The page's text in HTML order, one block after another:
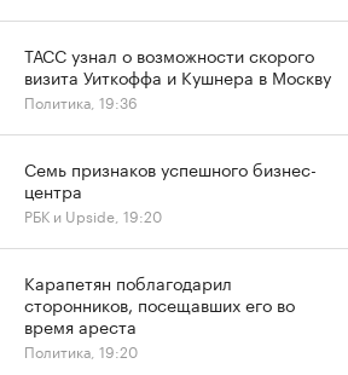
ТАСС узнал о возможности скорого
визита Уиткоффа и Кушнера в Москву
Политика, 19:36
Семь признаков успешного бизнес-
центра
РБК и Upside, 19:20
Карапетян поблагодарил
сторонников, посещавших его во
время ареста
Политика, 19:20